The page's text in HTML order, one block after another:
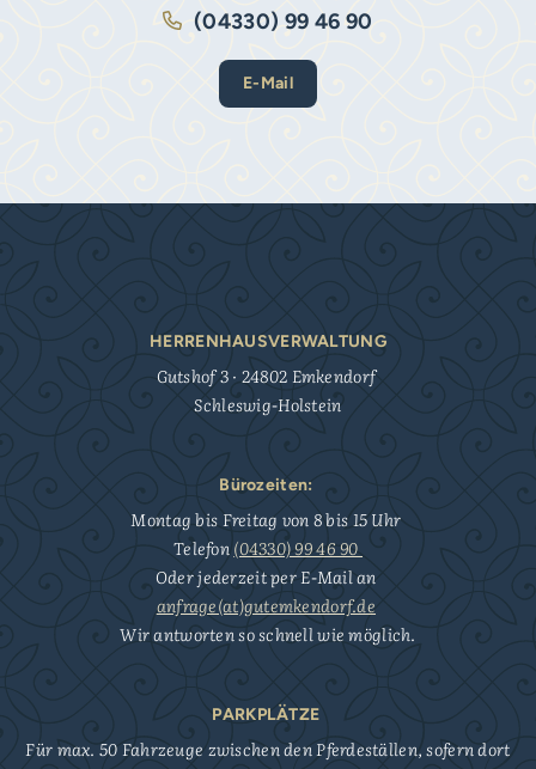
(04330) 99 46 90
E-Mail
HERRENHAUSVERWALTUNG
Gutshof 3 · 24802 Emkendorf
Schleswig-Holstein
Bürozeiten:
Montag bis Freitag von 8 bis 15 Uhr
Telefon (04330) 99 46 90
Oder jederzeit per E-Mail an
anfrage(at)gutemkendorf.de
Wir antworten so schnell wie möglich.
PARKPLÄTZE
Für max. 50 Fahrzeuge zwischen den Pferdeställen, sofern dort